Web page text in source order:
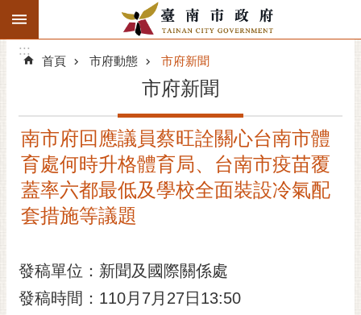
跳到主要內容區塊
搜
階
精彩府城
市府動態
市府團隊
主題服務
市政資訊
:::
:::
首頁 市府動態 市府新聞
市府新聞
南市府回應議員蔡旺詮關心台南市體
育處何時升格體育局、台南市疫苗覆
蓋率六都最低及學校全面裝設冷氣配
套措施等議題
發稿單位：新聞及國際關係處
發稿時間：110月7月27日13:50